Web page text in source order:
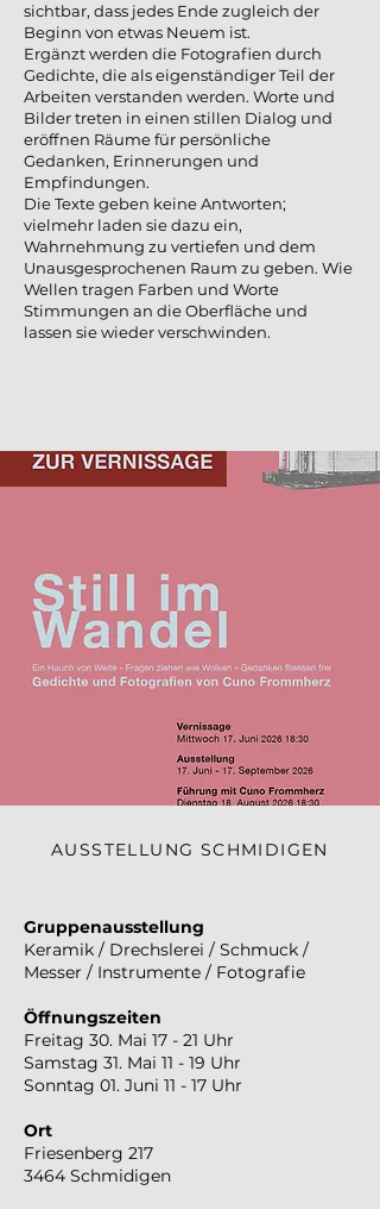
AUSSTELLUNG SCHMIDIGEN
Gruppenausstellung
Keramik / Drechslerei / Schmuck /
Messer / Instrumente / Fotografie
Öffnungszeiten
Freitag 30. Mai 17 - 21 Uhr
Samstag 31. Mai 11 - 19 Uhr
Sonntag 01. Juni 11 - 17 Uhr
Ort
Friesenberg 217
3464 Schmidigen
sichtbar, dass jedes Ende zugleich der
Beginn von etwas Neuem ist.
Ergänzt werden die Fotografien durch
Gedichte, die als eigenständiger Teil der
Arbeiten verstanden werden. Worte und
Bilder treten in einen stillen Dialog und
eröffnen Räume für persönliche
Gedanken, Erinnerungen und
Empfindungen.
Die Texte geben keine Antworten;
vielmehr laden sie dazu ein,
Wahrnehmung zu vertiefen und dem
Unausgesprochenen Raum zu geben. Wie
Wellen tragen Farben und Worte
Stimmungen an die Oberfläche und
lassen sie wieder verschwinden.